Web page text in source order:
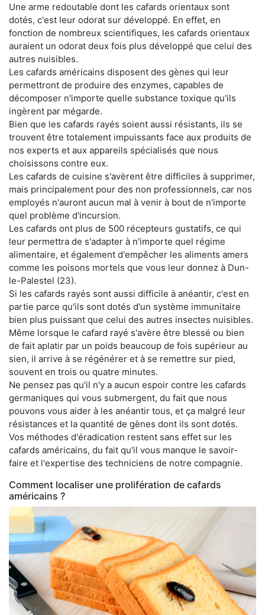
Une arme redoutable dont les cafards orientaux sont
dotés, c'est leur odorat sur développé. En effet, en
fonction de nombreux scientifiques, les cafards orientaux
auraient un odorat deux fois plus développé que celui des
autres nuisibles.
Les cafards américains disposent des gènes qui leur
permettront de produire des enzymes, capables de
décomposer n'importe quelle substance toxique qu'ils
ingèrent par mégarde.
Bien que les cafards rayés soient aussi résistants, ils se
trouvent être totalement impuissants face aux produits de
nos experts et aux appareils spécialisés que nous
choisissons contre eux.
Les cafards de cuisine s'avèrent être difficiles à supprimer,
mais principalement pour des non professionnels, car nos
employés n'auront aucun mal à venir à bout de n'importe
quel problème d'incursion.
Les cafards ont plus de 500 récepteurs gustatifs, ce qui
leur permettra de s'adapter à n'importe quel régime
alimentaire, et également d'empêcher les aliments amers
comme les poisons mortels que vous leur donnez à Dun-
le-Palestel (23).
Si les cafards rayés sont aussi difficile à anéantir, c'est en
partie parce qu'ils sont dotés d'un système immunitaire
bien plus puissant que celui des autres insectes nuisibles.
Même lorsque le cafard rayé s'avère être blessé ou bien
de fait aplatir par un poids beaucoup de fois supérieur au
sien, il arrive à se régénérer et à se remettre sur pied,
souvent en trois ou quatre minutes.
Ne pensez pas qu'il n'y a aucun espoir contre les cafards
germaniques qui vous submergent, du fait que nous
pouvons vous aider à les anéantir tous, et ça malgré leur
résistances et la quantité de gènes dont ils sont dotés.
Vos méthodes d'éradication restent sans effet sur les
cafards américains, du fait qu'il vous manque le savoir-
faire et l'expertise des techniciens de notre compagnie.
Comment localiser une prolifération de cafards
américains ?